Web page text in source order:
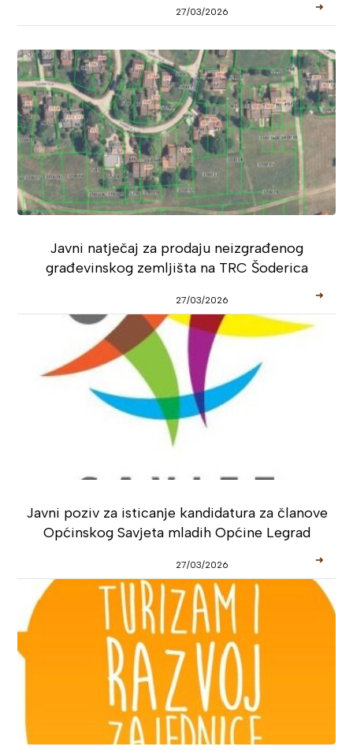
27/03/2026 ➜
Javni natječaj za prodaju neizgrađenog
građevinskog zemljišta na TRC Šoderica
27/03/2026 ➜
Javni poziv za isticanje kandidatura za članove
Općinskog Savjeta mladih Općine Legrad
27/03/2026 ➜